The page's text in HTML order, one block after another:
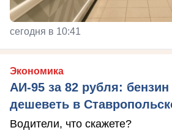
сегодня в 10:41
Экономика
АИ-95 за 82 рубля:
дешеветь в
Водители, что скажете?